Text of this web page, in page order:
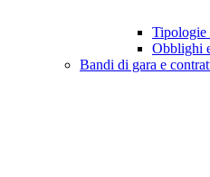
Obblighi
Bandi di gara e